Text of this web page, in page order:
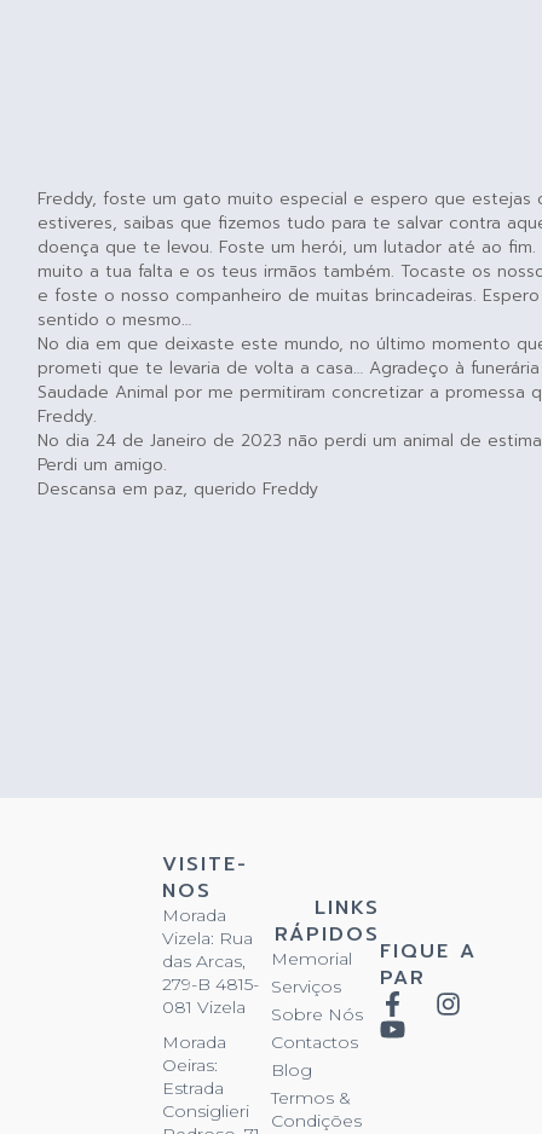
Freddy, foste um gato muito especial e espero que estejas
estiveres, saibas que fizemos tudo para te salvar contra
doença que te levou. Foste um herói, um lutador até ao fim.
muito a tua falta e os teus irmãos também. Tocaste os
e foste o nosso companheiro de muitas brincadeiras.
sentido o mesmo…
No dia em que deixaste este mundo, no último momento
prometi que te levaria de volta a casa… Agradeço à funerária
Saudade Animal por me permitiram concretizar a promessa
Freddy.
No dia 24 de Janeiro de 2023 não perdi um animal de
Perdi um amigo.
Descansa em paz, querido Freddy
VISITE-
NOS
Morada
Vizela: Rua
das Arcas,
279-B 4815-
081 Vizela
Morada
Oeiras:
Estrada
Consiglieri
LINKS
RÁPIDOS
Memorial
Serviços
Sobre Nós
Contactos
Blog
Termos &
Condições
FIQUE A
PAR